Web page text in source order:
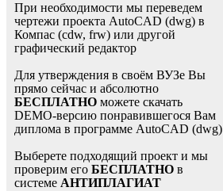
При необходимости мы переведем
чертежи проекта AutoCAD (dwg) в
Компас (cdw, frw) или другой
графический редактор
Для утверждения в своём ВУЗе Вы
прямо сейчас и абсолютно
БЕСПЛАТНО можете скачать
DEMO-версию понравившегося Вам
диплома в программе AutoCAD (dwg)
Выберете подходящий проект и мы
проверим его БЕСПЛАТНО в
системе АНТИПЛАГИАТ